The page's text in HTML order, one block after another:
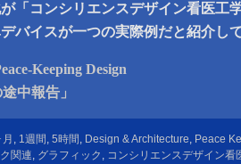
「コンシリエンスデザイン看医工
バイスが一つの実際例だと紹介し
Keeping Design
中報告」
, 1週間 , 5時間 , Design & Architecture, Peace
関連, グラフィック , コンシリエンスデザイン看